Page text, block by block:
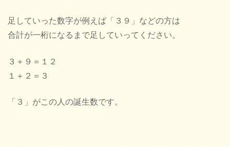
足していった数字が例えば「３９」などの方は
合計が一桁になるまで足していってください。
３＋９＝１２
１＋２＝３
「３」がこの人の誕生数です。